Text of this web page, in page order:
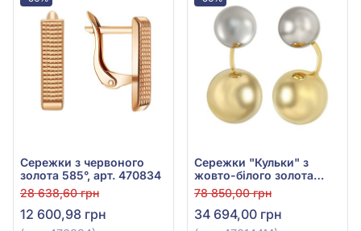
Сережки з червоного
золота 585°, арт. 470834
28 638,60 грн
12 600,98 грн
Сережки "Кульки" з
жовто-білого золота
585°, без вставки, арт.
470144М
78 850,00 грн
34 694,00 грн